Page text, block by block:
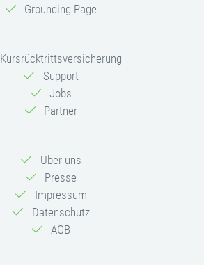
Grounding Page
Kursrücktrittsversicherung
Support
Jobs
Partner
Über uns
Presse
Impressum
Datenschutz
AGB